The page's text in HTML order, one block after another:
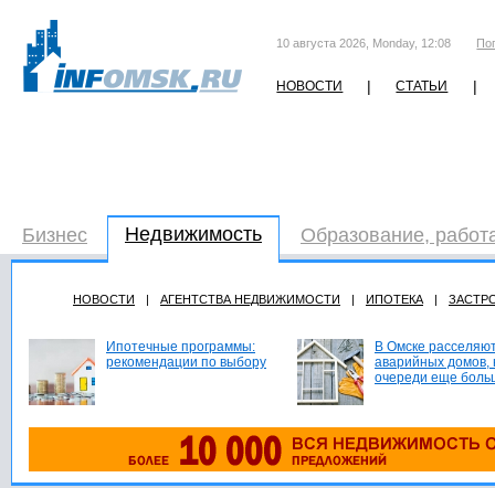
10 августа 2026, Monday, 12:08
НОВОСТИ | СТАТЬИ |
Бизнес Недвижимость Образование,
НОВОСТИ | АГЕНТСТВА НЕДВИЖИМОСТИ | ИПОТЕКА |
Ипотечные программы:
рекомендации по выбору
В Омске
аварийных домов,
очереди еще